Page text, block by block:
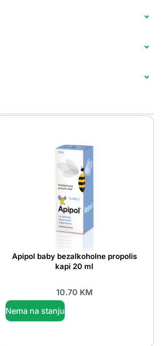
Apipol baby bezalkoholne propolis
kapi 20 ml
10.70 KM
Nema na stanju